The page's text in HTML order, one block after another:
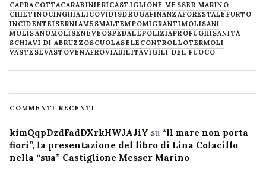
CAPRACOTTACARABINIERICASTIGLIONE MESSER MARINO
CHIETINOCINGHIALICOVID19DROGAFINANZAFORESTALE FURTO
INCIDENTEISERNIAM5SMALTEMPOMIGRANTIMOLISANI
MOLISANOMOLISENEVE OSPEDALEPOLIZIAPROFUGHISANITÀ
SCHIAVI DI ABRUZZOSCUOLASELECONTROLLOTERMOLI
VASTESEVASTOVENAFROVIABILITÀVIGILI DEL FUOCO
COMMENTI RECENTI
kimQqpDzdFadDXrkHWJAJiY su “Il mare non porta
fiori”, la presentazione del libro di Lina Colacillo
nella “sua” Castiglione Messer Marino